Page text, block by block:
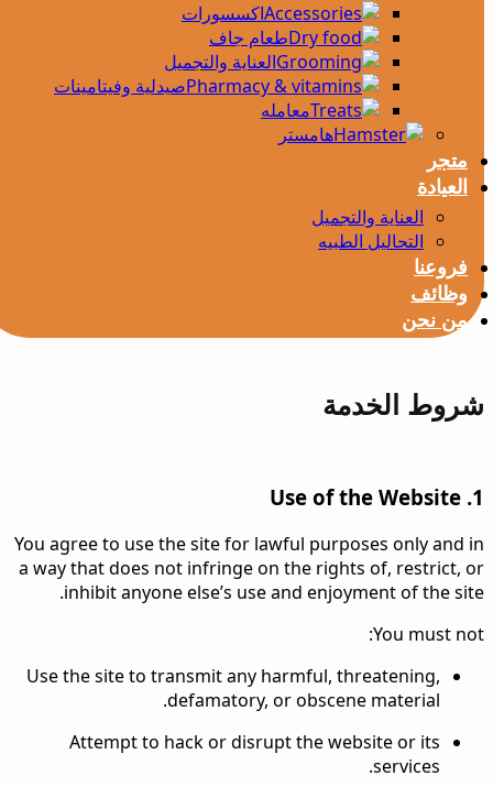
اكسسورات
طعام جاف
العناية والتجميل
صيدلية وفيتامينات
معامله
هامستر
متجر
العيادة
العناية والتجميل
التحاليل الطبيه
فروعنا
وظائف
من نحن
شروط الخدمة
1.
Use of the Website
You agree to use the site for lawful purposes only and in
a way that does not infringe on the rights of, restrict, or
inhibit anyone else’s use and enjoyment of the site.
You must not:
Use the site to transmit any harmful, threatening,
defamatory, or obscene material.
Attempt to hack or disrupt the website or its
services.